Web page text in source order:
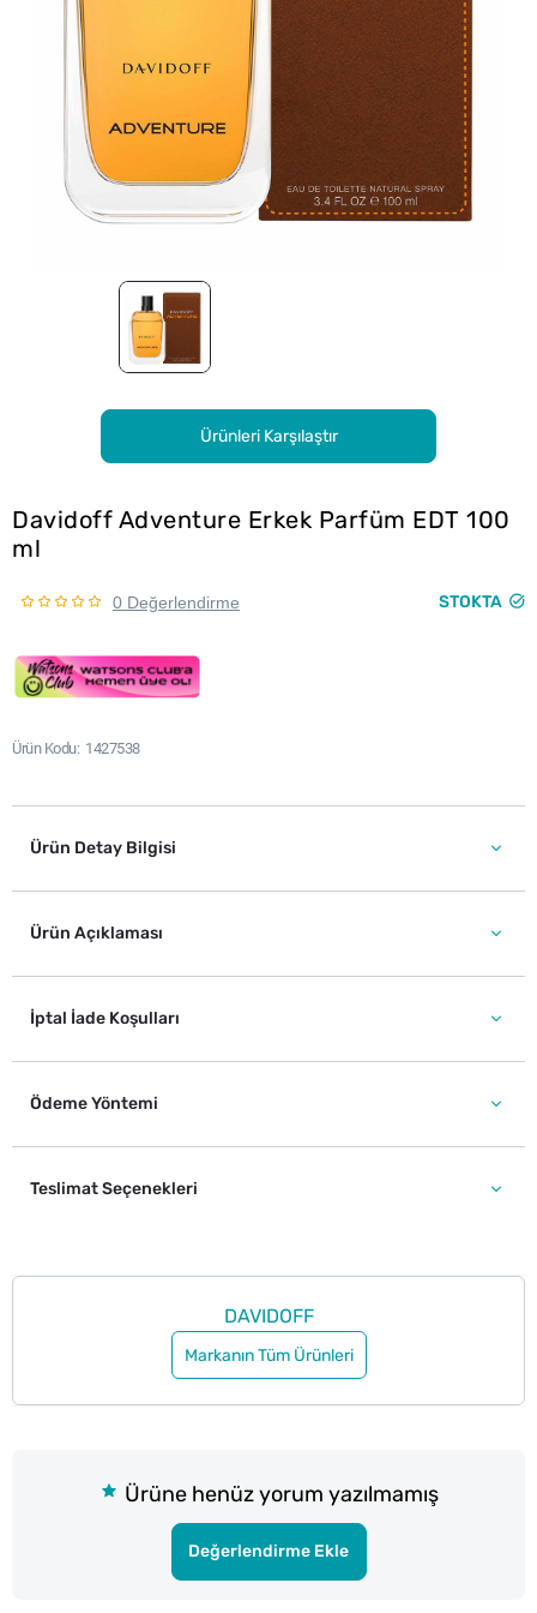
Ürünleri Karşılaştır
Davidoff Adventure Erkek Parfüm EDT 100
ml
0 Değerlendirme STOKTA
Ürün Kodu 1427538
Ürün Detay Bilgisi
Ürün Açıklaması
İptal İade Koşulları
Ödeme Yöntemi
Teslimat Seçenekleri
DAVIDOFF
Markanın Tüm Ürünleri
Ürüne henüz yorum yazılmamış
Değerlendirme Ekle